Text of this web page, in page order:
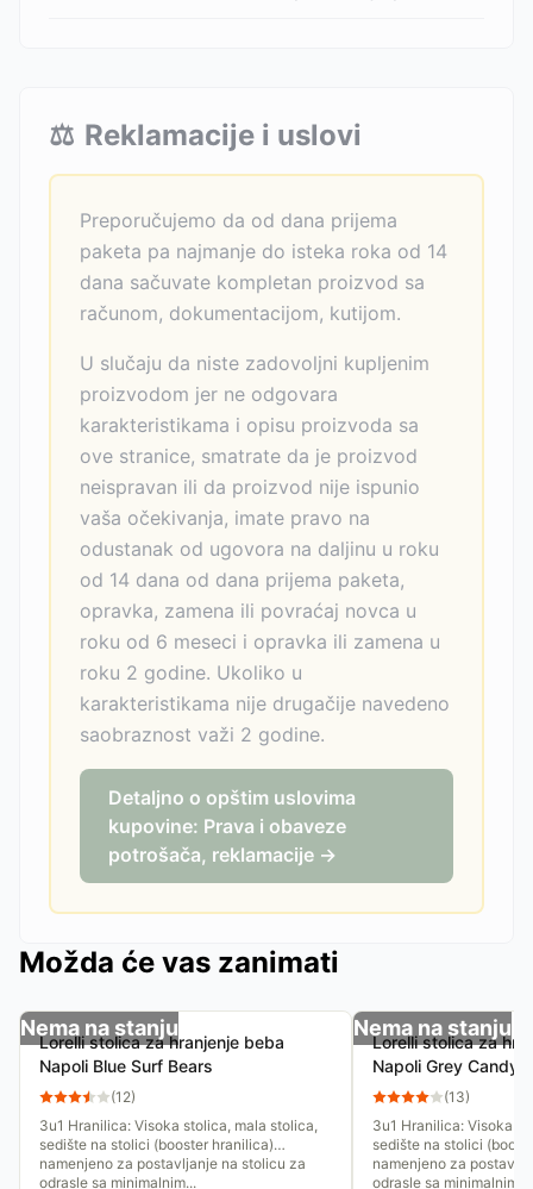
⚖️ Reklamacije i uslovi
Preporučujemo da od dana prijema
paketa pa najmanje do isteka roka od 14
dana sačuvate kompletan proizvod sa
računom, dokumentacijom, kutijom.
U slučaju da niste zadovoljni kupljenim
proizvodom jer ne odgovara
karakteristikama i opisu proizvoda sa
ove stranice, smatrate da je proizvod
neispravan ili da proizvod nije ispunio
vaša očekivanja, imate pravo na
odustanak od ugovora na daljinu u roku
od 14 dana od dana prijema paketa,
opravka, zamena ili povraćaj novca u
roku od 6 meseci i opravka ili zamena u
roku 2 godine. Ukoliko u
karakteristikama nije drugačije navedeno
saobraznost važi 2 godine.
Detaljno o opštim uslovima
kupovine: Prava i obaveze
potrošača, reklamacije →
Možda će vas zanimati
Nema na stanju
Lorelli stolica za hranjenje beba
Napoli Blue Surf Bears
(12)
3u1 Hranilica: Visoka stolica, mala stolica,
sedište na stolici (booster hranilica)
namenjeno za postavljanje na stolicu za
odrasle sa minimalnim...
Nema na stanju
Lorelli stolica za
Napoli Grey Candy
(13)
3u1 Hranilica: Visoka
sedište na stolici
namenjeno za
odrasle sa minimalnim...